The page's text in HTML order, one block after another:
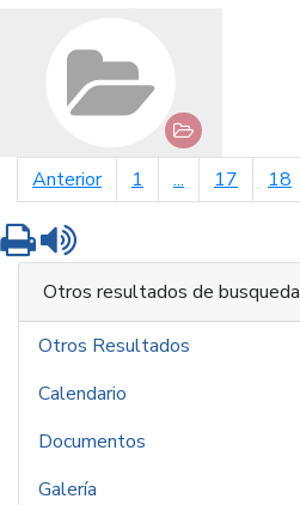
Anteriorpágina anterior
1 ... 17 18
Imprimir
Otros resultados de busqueda
Otros Resultados
Calendario
Documentos
Galería